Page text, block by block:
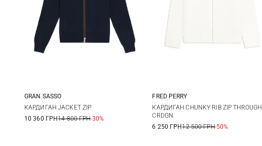
48 50
GRAN SASSO
КАРДИГАН JACKET ZIP
10 360 ГРН14 800 ГРН-30%
M L XL XXL
FRED PERRY
КАРДИГАН CHUNKY RIB ZIP THROUGH
CRDGN
6 250 ГРН12 500 ГРН-50%